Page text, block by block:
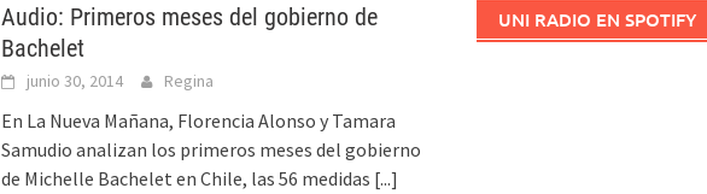
Audio: Primeros meses del gobierno de
Bachelet
junio 30, 2014 Regina
En La Nueva Mañana, Florencia Alonso y Tamara
Samudio analizan los primeros meses del gobierno
de Michelle Bachelet en Chile, las 56 medidas [...]
UNI RADIO EN SPOTIFY